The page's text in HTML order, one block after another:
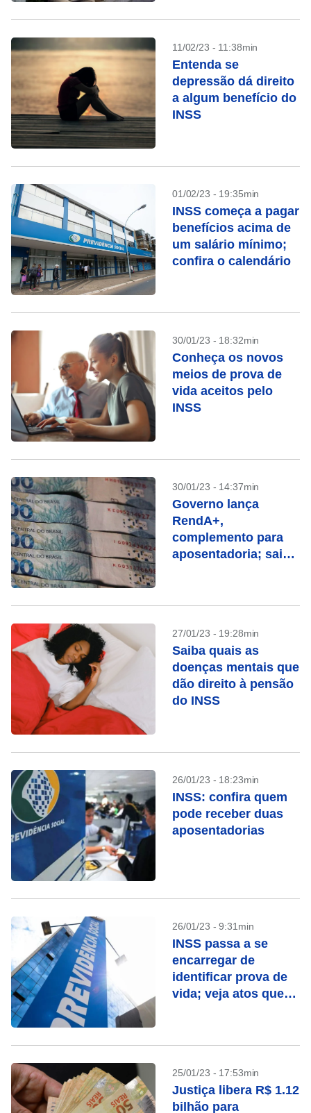
11/02/23 - 11:38min
Entenda se
depressão dá direito
a algum benefício do
INSS
01/02/23 - 19:35min
INSS começa a pagar
benefícios acima de
um salário mínimo;
confira o calendário
30/01/23 - 18:32min
Conheça os novos
meios de prova de
vida aceitos pelo
INSS
30/01/23 - 14:37min
Governo lança
RendA+,
complemento para
aposentadoria; saiba
27/01/23 - 19:28min
Saiba quais as
doenças mentais que
dão direito à pensão
do INSS
26/01/23 - 18:23min
INSS: confira quem
pode receber duas
aposentadorias
26/01/23 - 9:31min
INSS passa a se
encarregar de
identificar prova de
vida; veja atos que
25/01/23 - 17:53min
Justiça libera R$ 1.12
bilhão para